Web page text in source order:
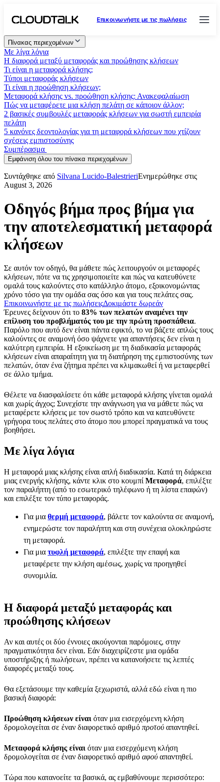
Επικοινωνήστε με τις πωλήσεις
Πίνακας περιεχομένων
Με λίγα λόγια
Η διαφορά μεταξύ μεταφοράς και προώθησης κλήσεων
Τι είναι η μεταφορά κλήσης;
Τύποι μεταφοράς κλήσεων
Τι είναι η προώθηση κλήσεων;
Μεταφορά κλήσης vs. προώθηση κλήσης: Ανακεφαλαίωση
Πώς να μεταφέρετε μια κλήση πελάτη σε κάποιον άλλον;
2 βασικές συμβουλές μεταφοράς κλήσεων για σωστή εμπειρία
πελάτη
5 κανόνες δεοντολογίας για τη μεταφορά κλήσεων που χτίζουν
σχέσεις εμπιστοσύνης
Συμπέρασμα
Εμφάνιση όλου του πίνακα περιεχομένων
Συντάχθηκε από Silvana Lucido-BalestrieriΕνημερώθηκε στις
August 3, 2026
Οδηγός βήμα προς βήμα για
την αποτελεσματική μεταφορά
κλήσεων
Σε αυτόν τον οδηγό, θα μάθετε πώς λειτουργούν οι μεταφορές
κλήσεων, πότε να τις χρησιμοποιείτε και πώς να κατευθύνετε
ομαλά τους καλούντες στο κατάλληλο άτομο, εξοικονομώντας
χρόνο τόσο για την ομάδα σας όσο και για τους πελάτες σας.
Επικοινωνήστε με τις πωλήσειςΔοκιμάστε δωρεάν
Έρευνες δείχνουν ότι το 83% των πελατών αναμένει την
επίλυση του προβλήματός του με την πρώτη προσπάθεια.
Παρόλο που αυτό δεν είναι πάντα εφικτό, το να βάζετε απλώς τους
καλούντες σε αναμονή όσο ψάχνετε για απαντήσεις δεν είναι η
καλύτερη εμπειρία. Η εξοικείωση με τη διαδικασία μεταφοράς
κλήσεων είναι απαραίτητη για τη διατήρηση της εμπιστοσύνης των
πελατών, όταν ένα ζήτημα πρέπει να κλιμακωθεί ή να μεταφερθεί
σε άλλο τμήμα.
Θέλετε να διασφαλίσετε ότι κάθε μεταφορά κλήσης γίνεται ομαλά
και χωρίς άγχος; Συνεχίστε την ανάγνωση για να μάθετε πώς να
μεταφέρετε κλήσεις με τον σωστό τρόπο και να κατευθύνετε
γρήγορα τους πελάτες στο άτομο που μπορεί πραγματικά να τους
βοηθήσει.
Με λίγα λόγια
Η μεταφορά μιας κλήσης είναι απλή διαδικασία. Κατά τη διάρκεια
μιας ενεργής κλήσης, κάντε κλικ στο κουμπί Μεταφορά, επιλέξτε
τον παραλήπτη (από το εσωτερικό τηλέφωνο ή τη λίστα επαφών)
και επιλέξτε τον τύπο μεταφοράς.
Για μια θερμή μεταφορά, βάλετε τον καλούντα σε αναμονή,
ενημερώστε τον παραλήπτη και στη συνέχεια ολοκληρώστε
τη μεταφορά.
Για μια τυφλή μεταφορά, επιλέξτε την επαφή και
μεταφέρετε την κλήση αμέσως, χωρίς να προηγηθεί
συνομιλία.
Η διαφορά μεταξύ μεταφοράς και
προώθησης κλήσεων
Αν και αυτές οι δύο έννοιες ακούγονται παρόμοιες, στην
πραγματικότητα δεν είναι. Εάν διαχειρίζεστε μια ομάδα
υποστήριξης ή πωλήσεων, πρέπει να κατανοήσετε τις λεπτές
διαφορές μεταξύ τους.
Θα εξετάσουμε την καθεμία ξεχωριστά, αλλά εδώ είναι η πιο
βασική διαφορά:
Προώθηση κλήσεων είναι όταν μια εισερχόμενη κλήση
δρομολογείται σε έναν διαφορετικό αριθμό προτού απαντηθεί.
Μεταφορά κλήσης είναι όταν μια εισερχόμενη κλήση
δρομολογείται σε έναν διαφορετικό αριθμό αφού απαντηθεί.
Τώρα που κατανοείτε τα βασικά, ας εμβαθύνουμε περισσότερο: